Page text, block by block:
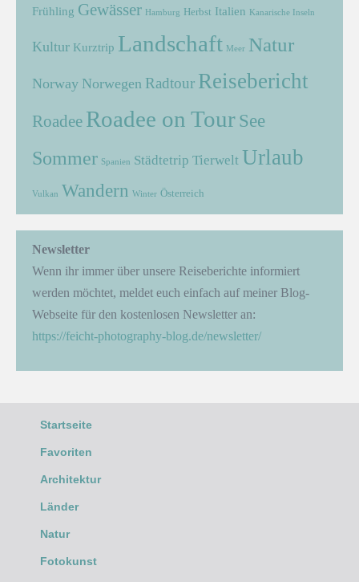
Frühling Gewässer Hamburg Herbst Italien Kanarische Inseln
Kultur Kurztrip Landschaft Meer Natur
Norway Norwegen Radtour Reisebericht
Roadee Roadee on Tour See
Sommer Spanien Städtetrip Tierwelt Urlaub
Vulkan Wandern Winter Österreich
Newsletter
Wenn ihr immer über unsere Reiseberichte informiert
werden möchtet, meldet euch einfach auf meiner Blog-
Webseite für den kostenlosen Newsletter an:
https://feicht-photography-blog.de/newsletter/
Startseite
Favoriten
Architektur
Länder
Natur
Fotokunst